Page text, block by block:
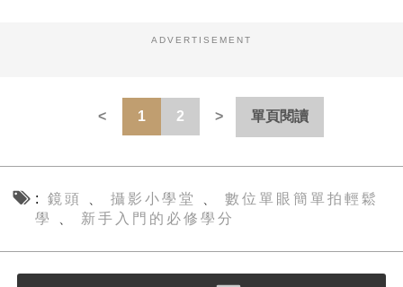
ADVERTISEMENT
1 2 單頁閱讀
鏡頭 、攝影小學堂 、 數位單眼簡單拍輕鬆
學
、 新手入門的必修學分